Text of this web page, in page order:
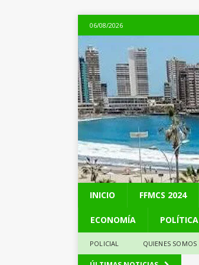
06/08/2026
INICIO FFMCS 2024
ECONOMÍA POLÍTICA
POLICIAL QUIENES SOMOS